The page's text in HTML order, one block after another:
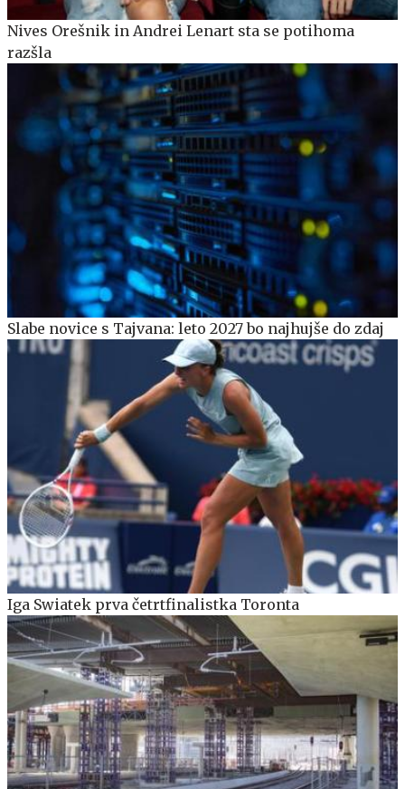
Nives Orešnik in Andrei Lenart sta se potihoma
razšla
Slabe novice s Tajvana: leto 2027 bo najhujše do zdaj
Iga Swiatek prva četrtfinalistka Toronta